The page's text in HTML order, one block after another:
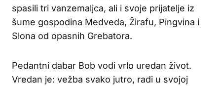
spasili tri vanzemaljca, ali i svoje prijatelje iz
šume gospodina Medveda, Žirafu, Pingvina i
Slona od opasnih Grebatora.
Pedantni dabar Bob vodi vrlo uredan život.
Vredan je: vežba svako jutro, radi u svojoj